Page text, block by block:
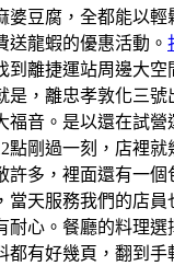
婆豆腐，全都能以
送龍蝦的優惠活動。
到離捷運站周邊大空
是，離忠孝敦化三號
福音。是以還在試營
點剛過一刻，店裡
許多，裡面還有一
當天服務我們的店
耐心。餐廳的料理選
都有好幾頁，翻到